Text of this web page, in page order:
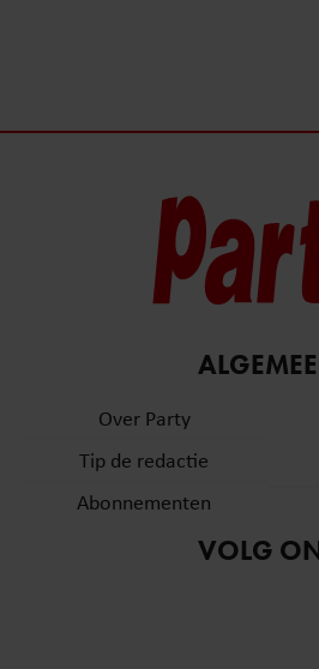
Over Party
Tip de redactie
Abonnementen
VOLG